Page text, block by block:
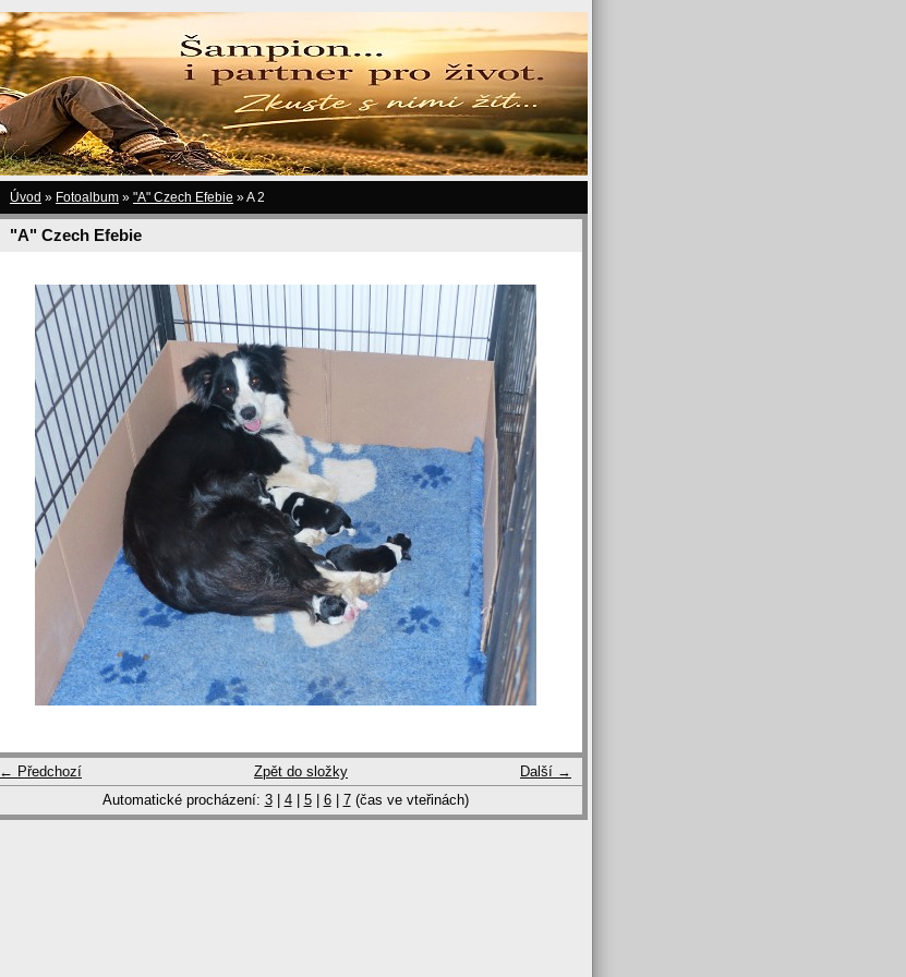
Úvod » Fotoalbum » "A" Czech Efebie »A 2
"A" Czech Efebie
← Předchozí Další →
Zpět do složky
Automatické procházení: 3| 4| 5| 6| 7(čas ve vteřinách)